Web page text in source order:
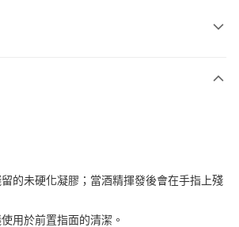
的未硬化凝膠；當酒精揮發後會在手指上殘
用於前置指面的清潔。